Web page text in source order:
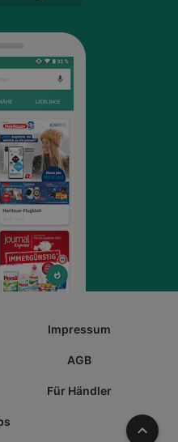
Impressum
AGB
Für Händler
Nach